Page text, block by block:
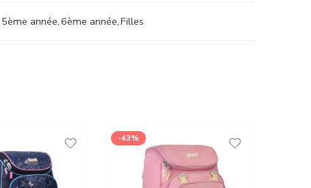
5ème année,6ème année,Filles
-43%